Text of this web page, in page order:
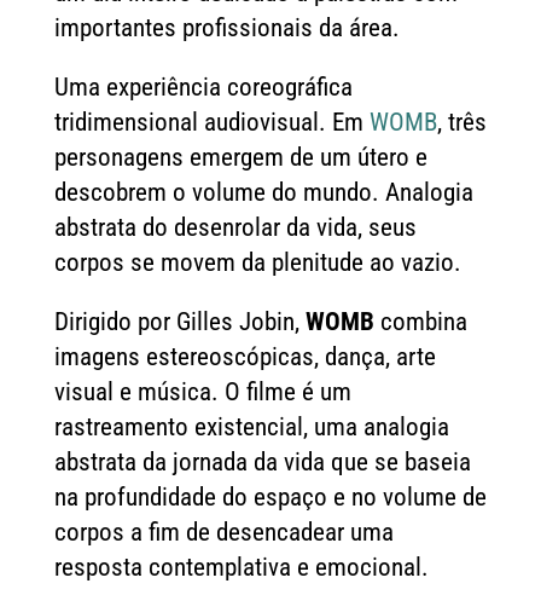
importantes profissionais da área.
Uma experiência coreográfica
tridimensional audiovisual. Em WOMB, três
personagens emergem de um útero e
descobrem o volume do mundo. Analogia
abstrata do desenrolar da vida, seus
corpos se movem da plenitude ao vazio.
Dirigido por Gilles Jobin, WOMB combina
imagens estereoscópicas, dança, arte
visual e música. O filme é um
rastreamento existencial, uma analogia
abstrata da jornada da vida que se baseia
na profundidade do espaço e no volume de
corpos a fim de desencadear uma
resposta contemplativa e emocional.